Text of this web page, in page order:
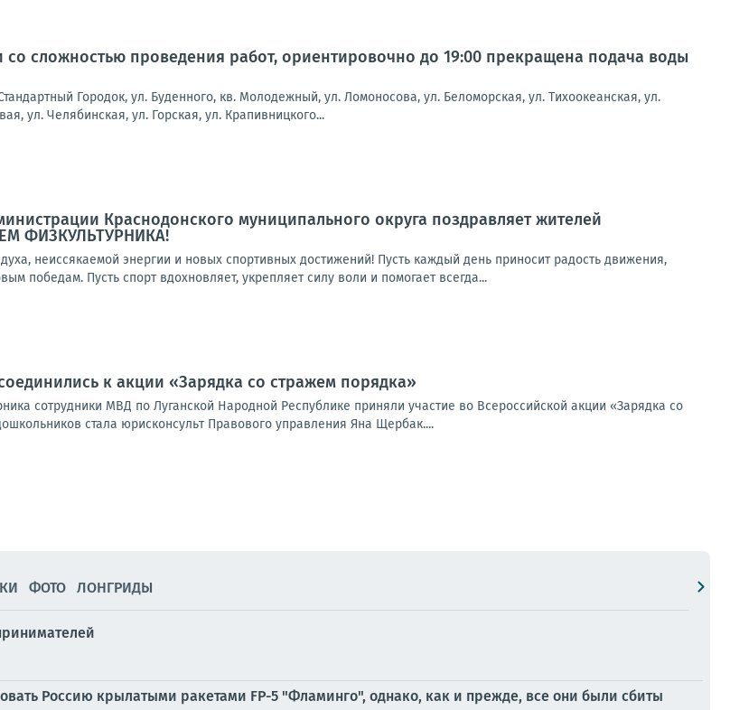
со сложностью проведения работ, ориентировочно до 19:00 прекращена подача воды
Городок, ул. Буденного, кв. Молодежный, ул. Ломоносова, ул. Беломорская, ул. Тихоокеанская, ул.
ул. Челябинская, ул. Горская, ул. Крапивницкого...
Краснодонского муниципального округа поздравляет жителей
ФИЗКУЛЬТУРНИКА!
неиссякаемой энергии и новых спортивных достижений! Пусть каждый день приносит радость движения,
победам. Пусть спорт вдохновляет, укрепляет силу воли и помогает всегда...
к акции «Зарядка со стражем порядка»
сотрудники МВД по Луганской Народной Республике приняли участие во Всероссийской акции «Зарядка со
стала юрисконсульт Правового управления Яна Щербак....
ФОТО ЛОНГРИДЫ
Россию крылатыми ракетами FP-5 "Фламинго", однако, как и прежде, все они были сбиты